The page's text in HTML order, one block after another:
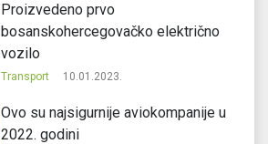
Proizvedeno prvo
bosanskohercegovačko električno
vozilo
Transport 10.01.2023.
Ovo su najsigurnije aviokompanije u
2022. godini